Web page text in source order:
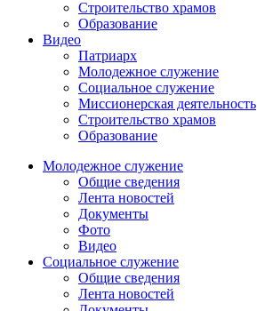
Строительство храмов
Образование
Видео
Патриарх
Молодежное служение
Социальное служение
Миссионерская деятельность
Строительство храмов
Образование
Молодежное служение
Общие сведения
Лента новостей
Документы
Фото
Видео
Социальное служение
Общие сведения
Лента новостей